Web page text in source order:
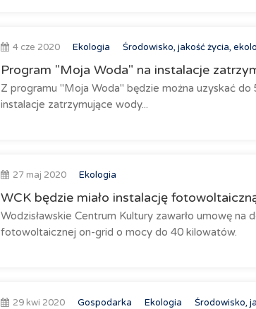
4 cze 2020 Ekologia Środowisko, jakość życia,
Program "Moja Woda" na instalacje
Z programu "Moja Woda" będzie można uzyskać do
instalacje zatrzymujące wody...
27 maj 2020 Ekologia
WCK będzie miało instalację
Wodzisławskie Centrum Kultury zawarło umowę na
fotowoltaicznej on-grid o mocy do 40 kilowatów.
29 kwi 2020 Gospodarka Ekologia Środowisko,